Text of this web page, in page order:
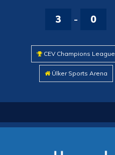
3 - 0
CEV Champions League
Ülker Sports Arena